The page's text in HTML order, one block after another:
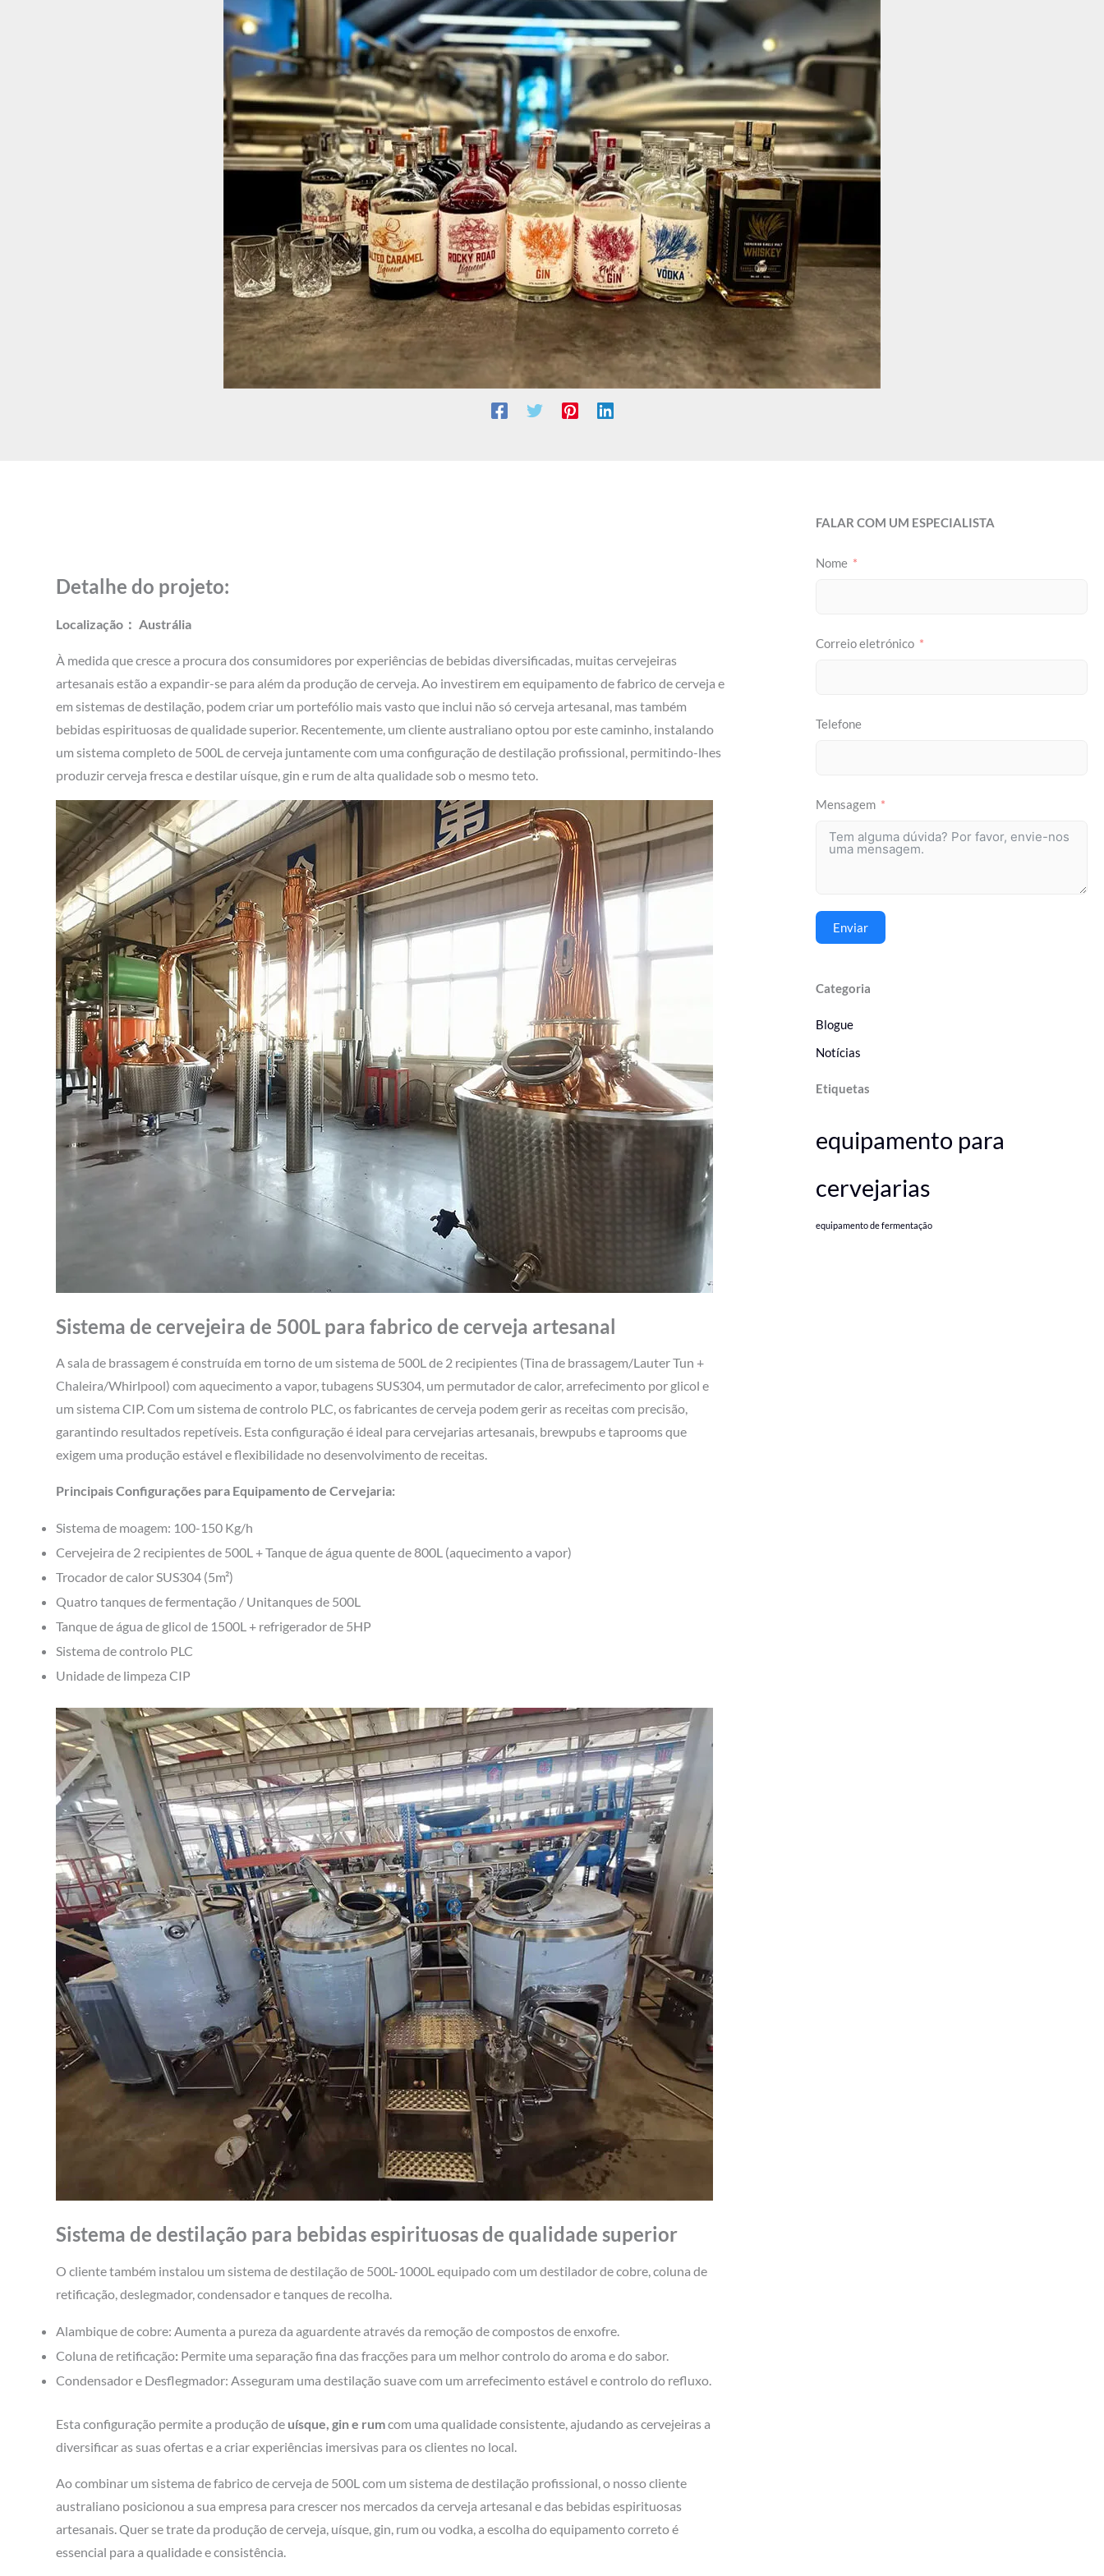
Detalhe do projeto:
Localização： Austrália
À medida que cresce a procura dos consumidores por experiências de bebidas diversificadas, muitas cervejeiras
artesanais estão a expandir-se para além da produção de cerveja. Ao investirem em equipamento de fabrico de cerveja e
em sistemas de destilação, podem criar um portefólio mais vasto que inclui não só cerveja artesanal, mas também
bebidas espirituosas de qualidade superior. Recentemente, um cliente australiano optou por este caminho, instalando
um sistema completo de 500L de cerveja juntamente com uma configuração de destilação profissional, permitindo-lhes
produzir cerveja fresca e destilar uísque, gin e rum de alta qualidade sob o mesmo teto.
Sistema de cervejeira de 500L para fabrico de cerveja artesanal
A sala de brassagem é construída em torno de um sistema de 500L de 2 recipientes (Tina de brassagem/Lauter Tun +
Chaleira/Whirlpool) com aquecimento a vapor, tubagens SUS304, um permutador de calor, arrefecimento por glicol e
um sistema CIP. Com um sistema de controlo PLC, os fabricantes de cerveja podem gerir as receitas com precisão,
garantindo resultados repetíveis. Esta configuração é ideal para cervejarias artesanais, brewpubs e taprooms que
exigem uma produção estável e flexibilidade no desenvolvimento de receitas.
Principais Configurações para Equipamento de Cervejaria:
Sistema de moagem: 100-150 Kg/h
Cervejeira de 2 recipientes de 500L + Tanque de água quente de 800L (aquecimento a vapor)
Trocador de calor SUS304 (5m²)
Quatro tanques de fermentação / Unitanques de 500L
Tanque de água de glicol de 1500L + refrigerador de 5HP
Sistema de controlo PLC
Unidade de limpeza CIP
Sistema de destilação para bebidas espirituosas de qualidade superior
O cliente também instalou um sistema de destilação de 500L-1000L equipado com um destilador de cobre, coluna de
retificação, deslegmador, condensador e tanques de recolha.
Alambique de cobre: Aumenta a pureza da aguardente através da remoção de compostos de enxofre.
Coluna de retificação: Permite uma separação fina das fracções para um melhor controlo do aroma e do sabor.
Condensador e Desflegmador: Asseguram uma destilação suave com um arrefecimento estável e controlo do refluxo.
Esta configuração permite a produção de uísque, gin e rumcom uma qualidade consistente, ajudando as cervejeiras a
diversificar as suas ofertas e a criar experiências imersivas para os clientes no local.
Ao combinar um sistema de fabrico de cerveja de 500L com um sistema de destilação profissional, o nosso cliente
australiano posicionou a sua empresa para crescer nos mercados da cerveja artesanal e das bebidas espirituosas
artesanais. Quer se trate da produção de cerveja, uísque, gin, rum ou vodka, a escolha do equipamento correto é
essencial para a qualidade e consistência.
FALAR COM UM ESPECIALISTA
Nome
Correio eletrónico
Telefone
Mensagem
Enviar
Categoria
Blogue
Notícias
Etiquetas
equipamento para
cervejarias
equipamento de fermentação